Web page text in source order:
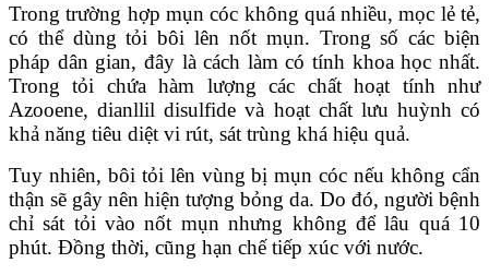
Trong trường hợp mụn cóc không quá nhiều, mọc lẻ tẻ,
có thể dùng tỏi bôi lên nốt mụn. Trong số các biện
pháp dân gian, đây là cách làm có tính khoa học nhất.
Trong tỏi chứa hàm lượng các chất hoạt tính như
Azooene, dianllil disulfide và hoạt chất lưu huỳnh có
khả năng tiêu diệt vi rút, sát trùng khá hiệu quả.
Tuy nhiên, bôi tỏi lên vùng bị mụn cóc nếu không cẩn
thận sẽ gây nên hiện tượng bỏng da. Do đó, người bệnh
chỉ sát tỏi vào nốt mụn nhưng không để lâu quá 10
phút. Đồng thời, cũng hạn chế tiếp xúc với nước.